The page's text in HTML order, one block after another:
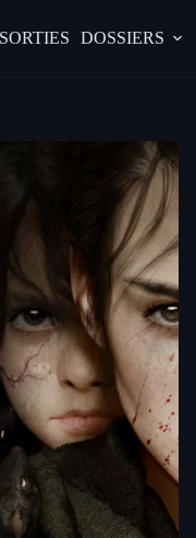
DOSSIERS